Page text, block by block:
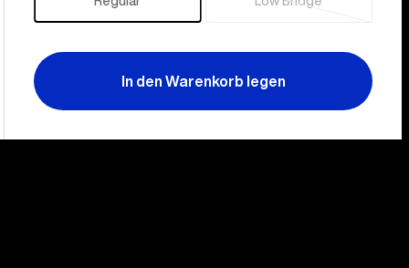
Ausverkauft
In den Warenkorb legen